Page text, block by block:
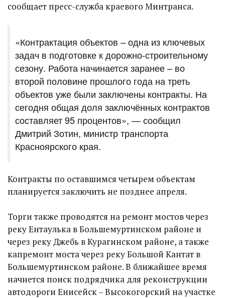
сообщает пресс-служба краевого Минтранса.
«Контрактация объектов – одна из ключевых
задач в подготовке к дорожно-строительному
сезону. Работа начинается заранее – во
второй половине прошлого года на треть
объектов уже были заключены контракты. На
сегодня общая доля заключённых контрактов
составляет 95 процентов», — сообщил
Дмитрий Зотин, министр транспорта
Красноярского края.
Контракты по оставшимся четырем объектам
планируется заключить не позднее апреля.
Торги также проводятся на ремонт мостов через
реку Ентаулька в Большемуртинском районе и
через реку Джебь в Курагинском районе, а также
капремонт моста через реку Большой Кантат в
Большемуртинском районе. В ближайшее время
начнется поиск подрядчика для реконструкции
автодороги Енисейск – Высокогорский на участке